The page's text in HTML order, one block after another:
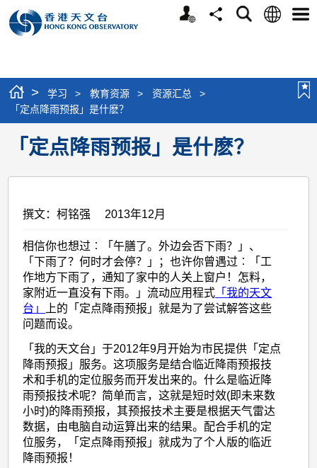
个
分
搜
语
选
> 学习 > 教育资源 > 资源汇总
>
「定点降雨预报」是什麽？
「定点降雨预报」是什麽？
撰文：柯铭强 2013年12月
相信你也想过︰「午膳了。外边会否下雨？」、
「下雨了？何时才会停？」；也许你曾遇过︰「工
作地方下雨了，通知了家中的人关上窗户！怎料，
家附近一直没有下雨。」流动应用程式 「我的天文
台」
上的「定点降雨预报」就是为了尝试解答这些
问题而设。
「我的天文台」于2012年9月开始为市民提供「定点
降雨预报」服务。这项服务是结合临近降雨预报技
术和手机的定位服务而开发出来的。什么是临近降
雨预报技术呢？简单而言，这就是短时效(即未来数
小时)的降雨预报，其预报技术主要是根据天气雷达
数据，由电脑自动运算出来的结果。配合手机的定
位服务，「定点降雨预报」就成为了个人版的临近
降雨预报！